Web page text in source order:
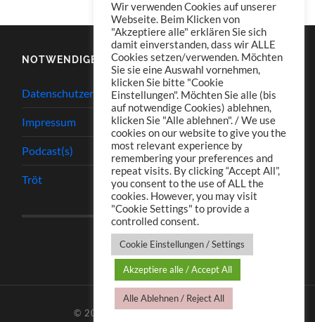
NOTWENDIGES
Datenschutzerklärung
Impressum
Podcast(s)
Tröt
© 2026 TJ.S PODCASTS —HOCH ↑
Wir verwenden Cookies auf unserer
Webseite. Beim Klicken von
"Akzeptiere alle" erklären Sie sich
damit einverstanden, dass wir ALLE
Cookies setzen/verwenden. Möchten
Sie sie eine Auswahl vornehmen,
klicken Sie bitte "Cookie
Einstellungen". Möchten Sie alle (bis
auf notwendige Cookies) ablehnen,
klicken Sie "Alle ablehnen". / We use
cookies on our website to give you the
most relevant experience by
remembering your preferences and
repeat visits. By clicking “Accept All”,
you consent to the use of ALL the
cookies. However, you may visit
"Cookie Settings" to provide a
controlled consent.
Cookie Einstellungen / Settings
Akzeptiere alle / Accept All
Alle Ablehnen / Reject All